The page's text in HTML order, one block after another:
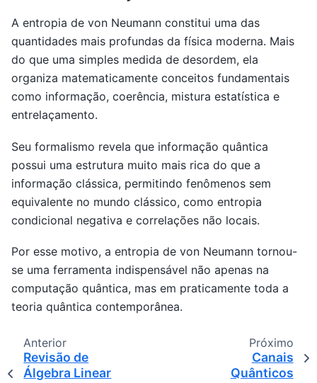
A entropia de von Neumann constitui uma das
quantidades mais profundas da física moderna. Mais
do que uma simples medida de desordem, ela
organiza matematicamente conceitos fundamentais
como informação, coerência, mistura estatística e
entrelaçamento.
Seu formalismo revela que informação quântica
possui uma estrutura muito mais rica do que a
informação clássica, permitindo fenômenos sem
equivalente no mundo clássico, como entropia
condicional negativa e correlações não locais.
Por esse motivo, a entropia de von Neumann tornou-
se uma ferramenta indispensável não apenas na
computação quântica, mas em praticamente toda a
teoria quântica contemporânea.
Anterior
Revisão de
Álgebra Linear
Próximo
Canais
Quânticos